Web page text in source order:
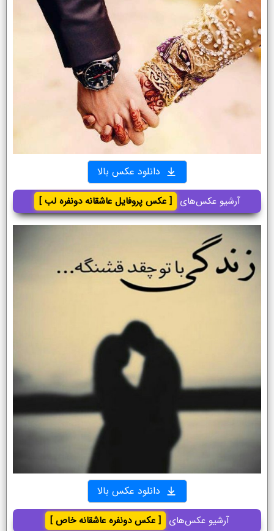
دانلود عکس بالا
آرشیو عکس‌های [ عکس پروفایل عاشقانه دونفره لب ]
دانلود عکس بالا
آرشیو عکس‌های [ عکس دونفره عاشقانه خاص ]